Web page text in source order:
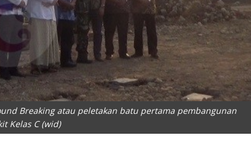
Breaking atau peletakan batu pertama pembangunan
Kelas C (wid)